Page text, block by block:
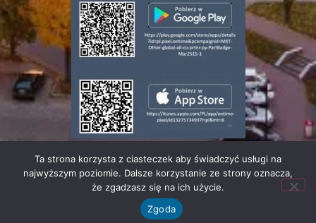
© 2023 | Wszelkie prawa zastrzeżone |Polityka
Prywatności
Ta strona korzysta z ciasteczek aby świadczyć usługi na
najwyższym poziomie. Dalsze korzystanie ze strony oznacza,
że zgadzasz się na ich użycie.
Zgoda